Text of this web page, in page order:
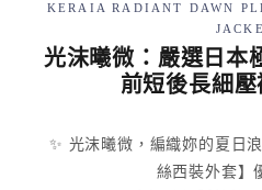
KERAIA RADIANT DAWN
光沫曦微：嚴選日本
前短後長細
✨ 光沫曦微，編織妳的夏日
絲西裝外套】